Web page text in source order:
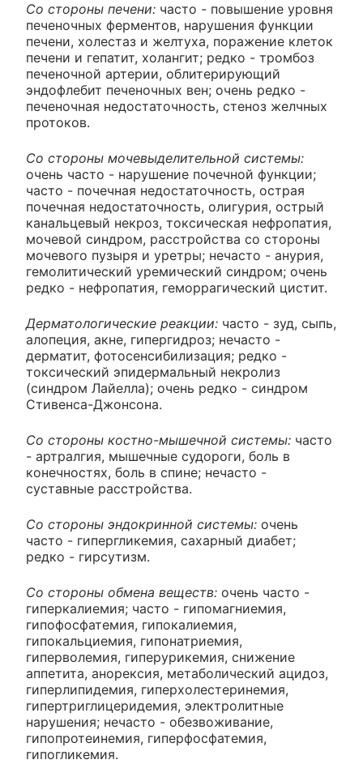
Со стороны печени: часто - повышение уровня
печеночных ферментов, нарушения функции
печени, холестаз и желтуха, поражение клеток
печени и гепатит, холангит; редко - тромбоз
печеночной артерии, облитерирующий
эндофлебит печеночных вен; очень редко -
печеночная недостаточность, стеноз желчных
протоков.
Со стороны мочевыделительной системы:
очень часто - нарушение почечной функции;
часто - почечная недостаточность, острая
почечная недостаточность, олигурия, острый
канальцевый некроз, токсическая нефропатия,
мочевой синдром, расстройства со стороны
мочевого пузыря и уретры; нечасто - анурия,
гемолитический уремический синдром; очень
редко - нефропатия, геморрагический цистит.
Дерматологические реакции: часто - зуд, сыпь,
алопеция, акне, гипергидроз; нечасто -
дерматит, фотосенсибилизация; редко -
токсический эпидермальный некролиз
(синдром Лайелла); очень редко - синдром
Стивенса-Джонсона.
Со стороны костно-мышечной системы: часто
- артралгия, мышечные судороги, боль в
конечностях, боль в спине; нечасто -
суставные расстройства.
Со стороны эндокринной системы: очень
часто - гипергликемия, сахарный диабет;
редко - гирсутизм.
Со стороны обмена веществ: очень часто -
гиперкалиемия; часто - гипомагниемия,
гипофосфатемия, гипокалиемия,
гипокальциемия, гипонатриемия,
гиперволемия, гиперурикемия, снижение
аппетита, анорексия, метаболический ацидоз,
гиперлипидемия, гиперхолестеринемия,
гипертриглицеридемия, электролитные
нарушения; нечасто - обезвоживание,
гипопротеинемия, гиперфосфатемия,
гипогликемия.